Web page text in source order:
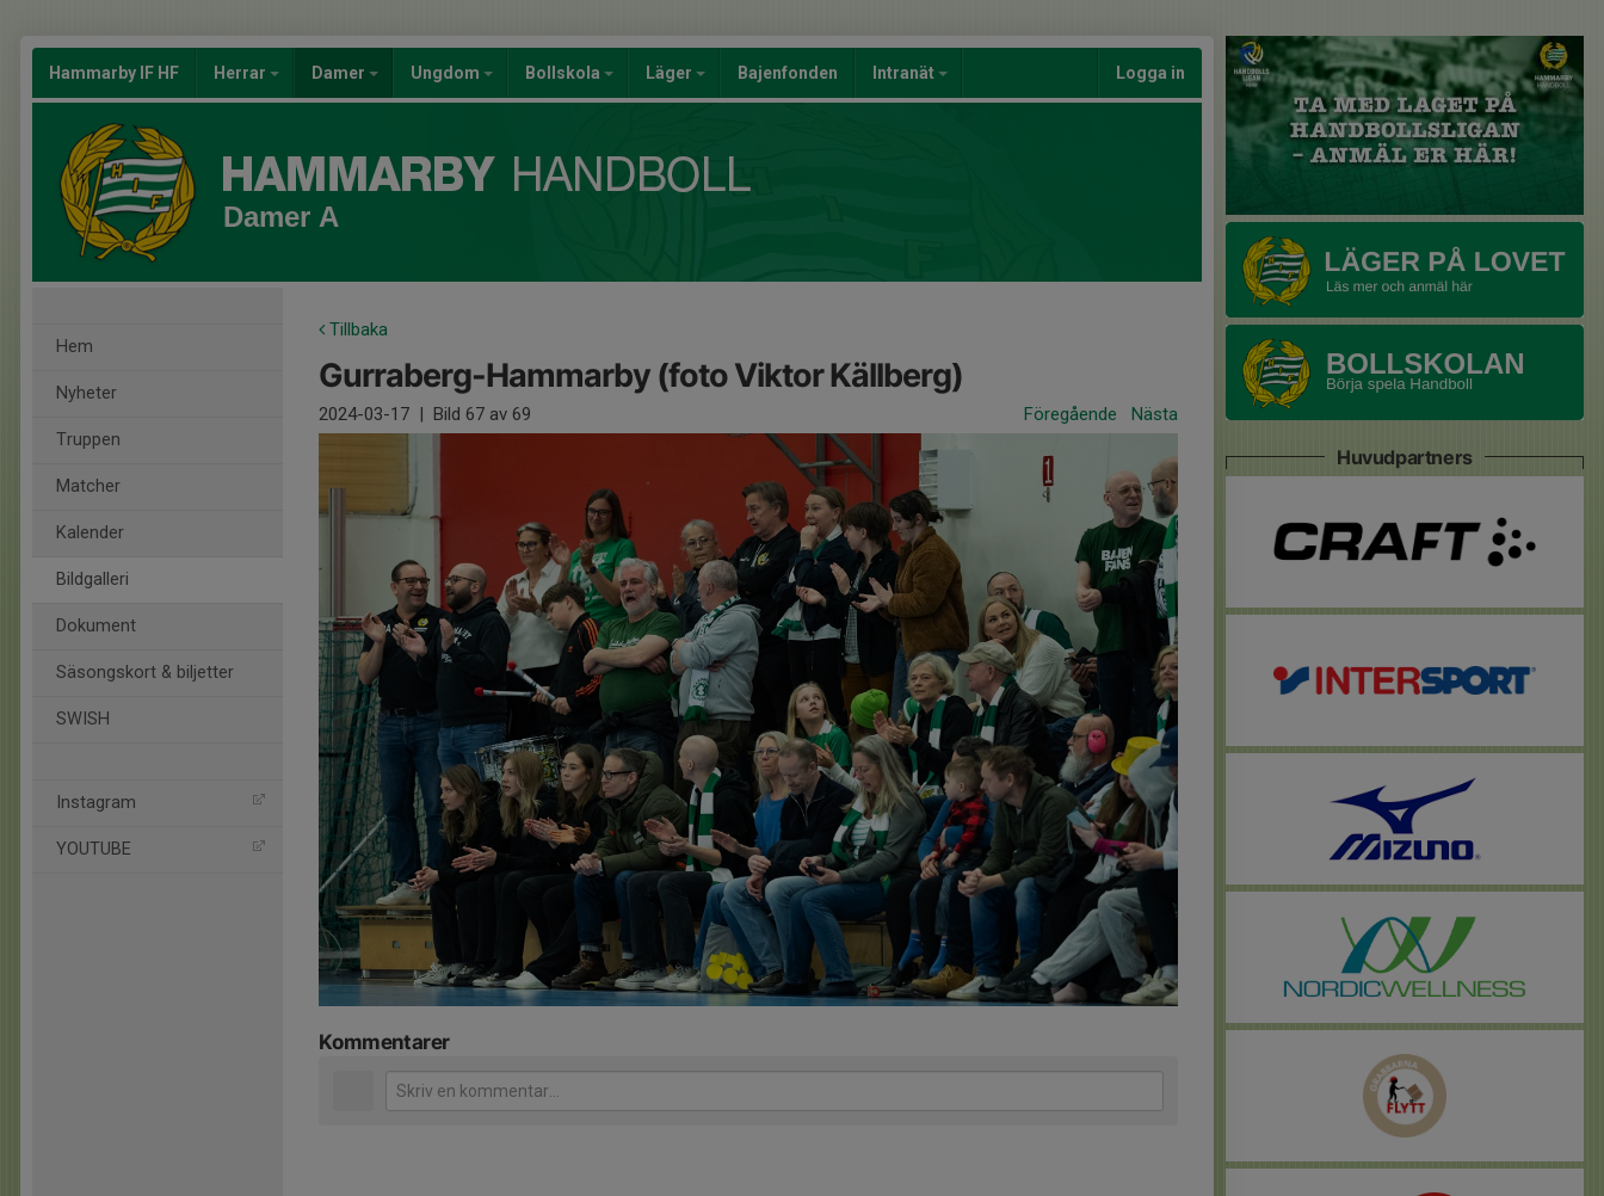
Hammarby IF HF Herrar Damer Ungdom Bollskola Läger Bajenfonden Intranät Logga in
Damer A
Hem
Nyheter
Truppen
Matcher
Kalender
Bildgalleri
Dokument
Säsongskort & biljetter
SWISH
Instagram
YOUTUBE
Tillbaka
Gurraberg-Hammarby (foto Viktor Källberg)
2024-03-17 | Bild 67 av 69 Föregående Nästa
Kommentarer
Huvudpartners